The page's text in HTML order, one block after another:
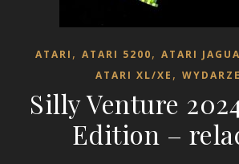
ATARI , ATARI 5200, ATARI
ATARI XL/XE ,
Silly Venture
Edition –